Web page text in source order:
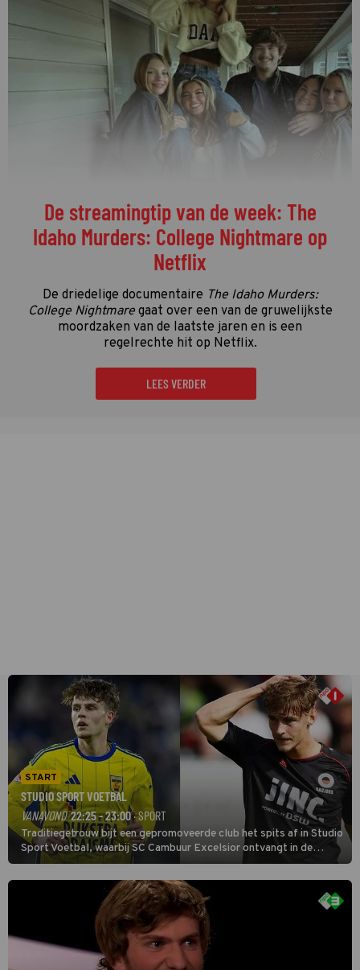
De streamingtip van de week: The
Idaho Murders: College Nightmare op
Netflix
De driedelige documentaire The Idaho Murders:
College Nightmaregaat over een van de gruwelijkste
moordzaken van de laatste jaren en is een
regelrechte hit op Netflix.
LEES VERDER
START
STUDIO SPORT VOETBAL
VANAVOND 22:25 - 23:00· SPORT
Traditiegetrouw bijt een gepromoveerde club het spits af in Studio
Sport Voetbal, waarbij SC Cambuur Excelsior ontvangt in de
eerste wedstrijd van het nieuwe Eredivisieseizoen. De nieuwe
oefenmeester is Johan Plat en hij wil aanvallend voetballen.